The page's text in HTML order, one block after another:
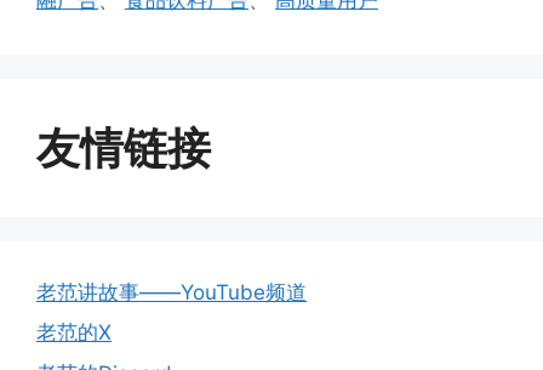
友情链接
老范讲故事——YouTube频道
老范的X